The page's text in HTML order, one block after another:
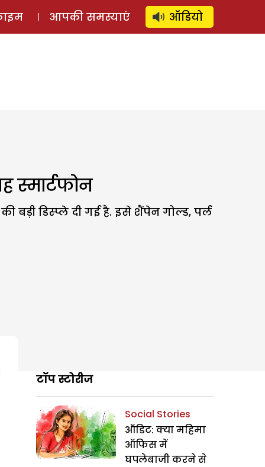
लॉग इन ⚲ SUBSCRIBE
आपकी समस्याएं ऑडियो
बड़ी डिस्प्ले दी गई है. इसे शैंपेन गोल्ड, पर्ल
टॉप स्टोरीज
Social Stories
ऑडिट: क्या महिमा
ऑफिस में
घपलेबाजी करने से